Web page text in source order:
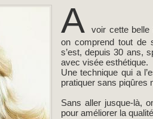
A
voir cette belle
on comprend tout de
s’est, depuis 30 ans,
avec visée esthétique.
Une technique qui a
pratiquer sans piqûres
Sans aller jusque-là,
pour améliorer la